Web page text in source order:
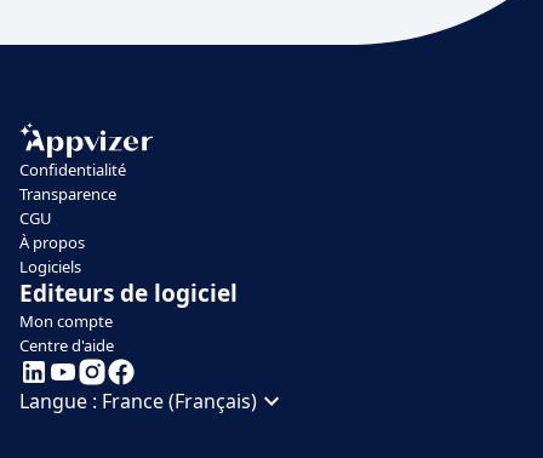
Confidentialité
Transparence
CGU
À propos
Logiciels
Editeurs de logiciel
Mon compte
Centre d'aide
Langue : France (Français)